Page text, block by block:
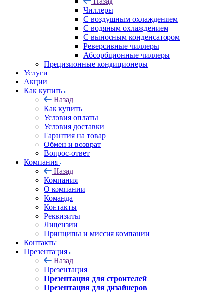
Чиллеры
С воздушным охлаждением
С водяным охлаждением
С выносным конденсатором
Реверсивные чиллеры
Абсорбционные чиллеры
Прецизионные кондиционеры
Услуги
Акции
Как купить
Назад
Как купить
Условия оплаты
Условия доставки
Гарантия на товар
Обмен и возврат
Вопрос-ответ
Компания
Назад
Компания
О компании
Команда
Контакты
Реквизиты
Лицензии
Принципы и миссия компании
Контакты
Презентация
Назад
Презентация
Презентация для строителей
Презентация для дизайнеров